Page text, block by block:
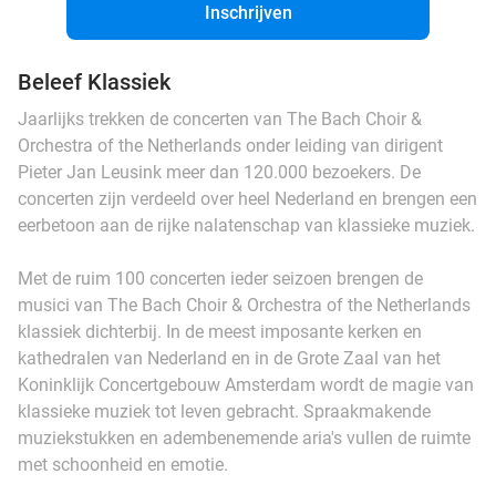
Inschrijven
Beleef Klassiek
Jaarlijks trekken de concerten van The Bach Choir &
Orchestra of the Netherlands onder leiding van dirigent
Pieter Jan Leusink meer dan 120.000 bezoekers. De
concerten zijn verdeeld over heel Nederland en brengen een
eerbetoon aan de rijke nalatenschap van klassieke muziek.
Met de ruim 100 concerten ieder seizoen brengen de
musici van The Bach Choir & Orchestra of the Netherlands
klassiek dichterbij. In de meest imposante kerken en
kathedralen van Nederland en in de Grote Zaal van het
Koninklijk Concertgebouw Amsterdam wordt de magie van
klassieke muziek tot leven gebracht. Spraakmakende
muziekstukken en adembenemende aria's vullen de ruimte
met schoonheid en emotie.